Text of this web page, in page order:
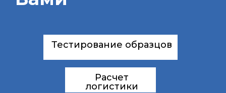
Тестирование образцов
Расчет
логистики